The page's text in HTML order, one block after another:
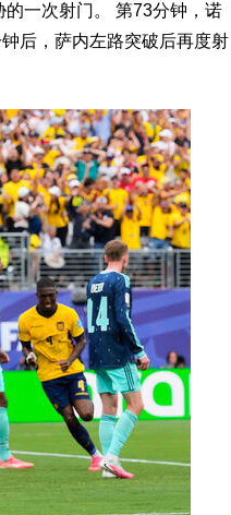
一次射门。 第73分钟，诺
后，萨内左路突破后再度射